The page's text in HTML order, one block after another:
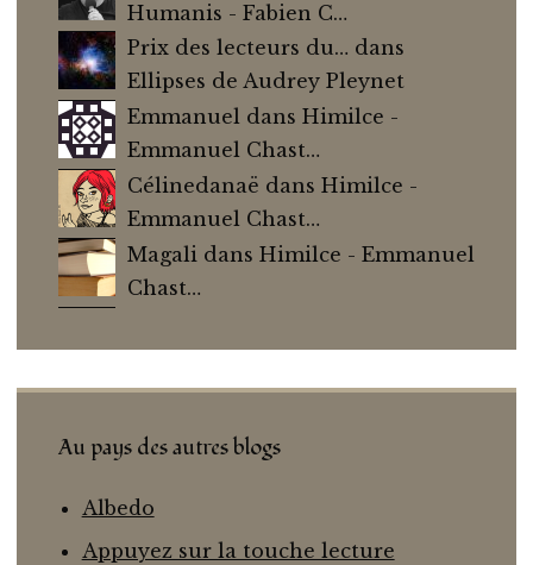
Humanis - Fabien C…
Prix des lecteurs du… dans
Ellipses de Audrey Pleynet
Emmanueldans Himilce -
Emmanuel Chast…
Célinedanaë dans Himilce -
Emmanuel Chast…
Magali dans Himilce - Emmanuel
Chast…
Au pays des autres blogs
Albedo
Appuyez sur la touche lecture